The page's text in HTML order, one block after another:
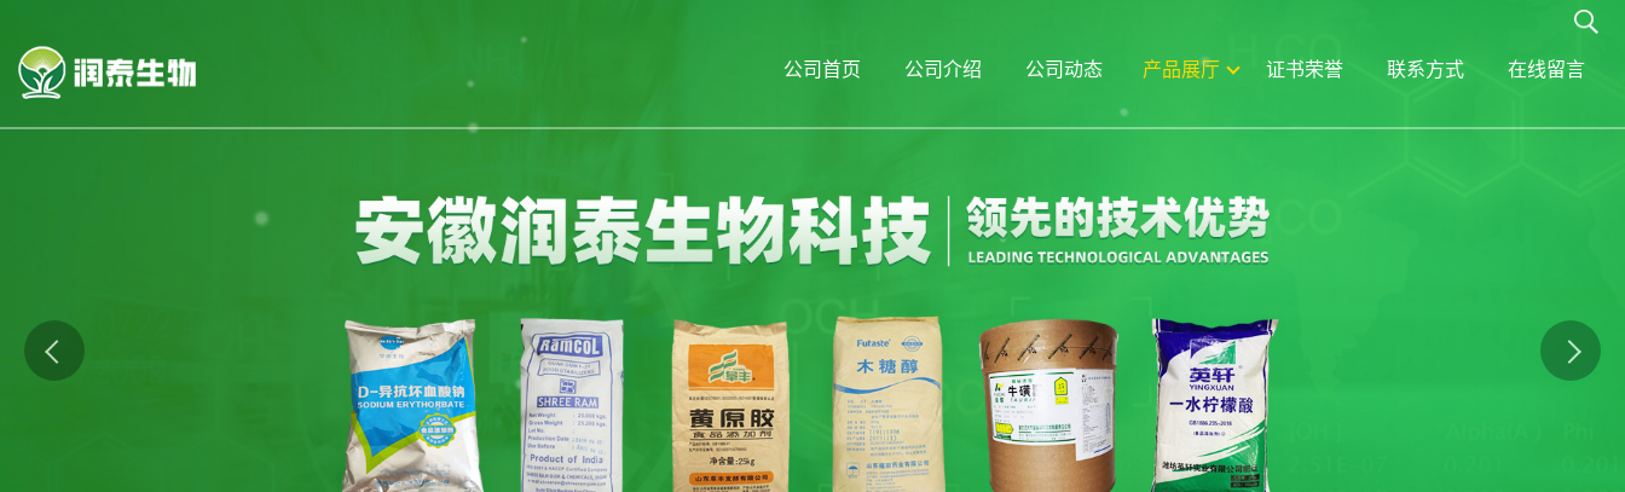
公司首页 公司介绍 公司动态 产品展厅 证书荣誉 联系方式 在线留言